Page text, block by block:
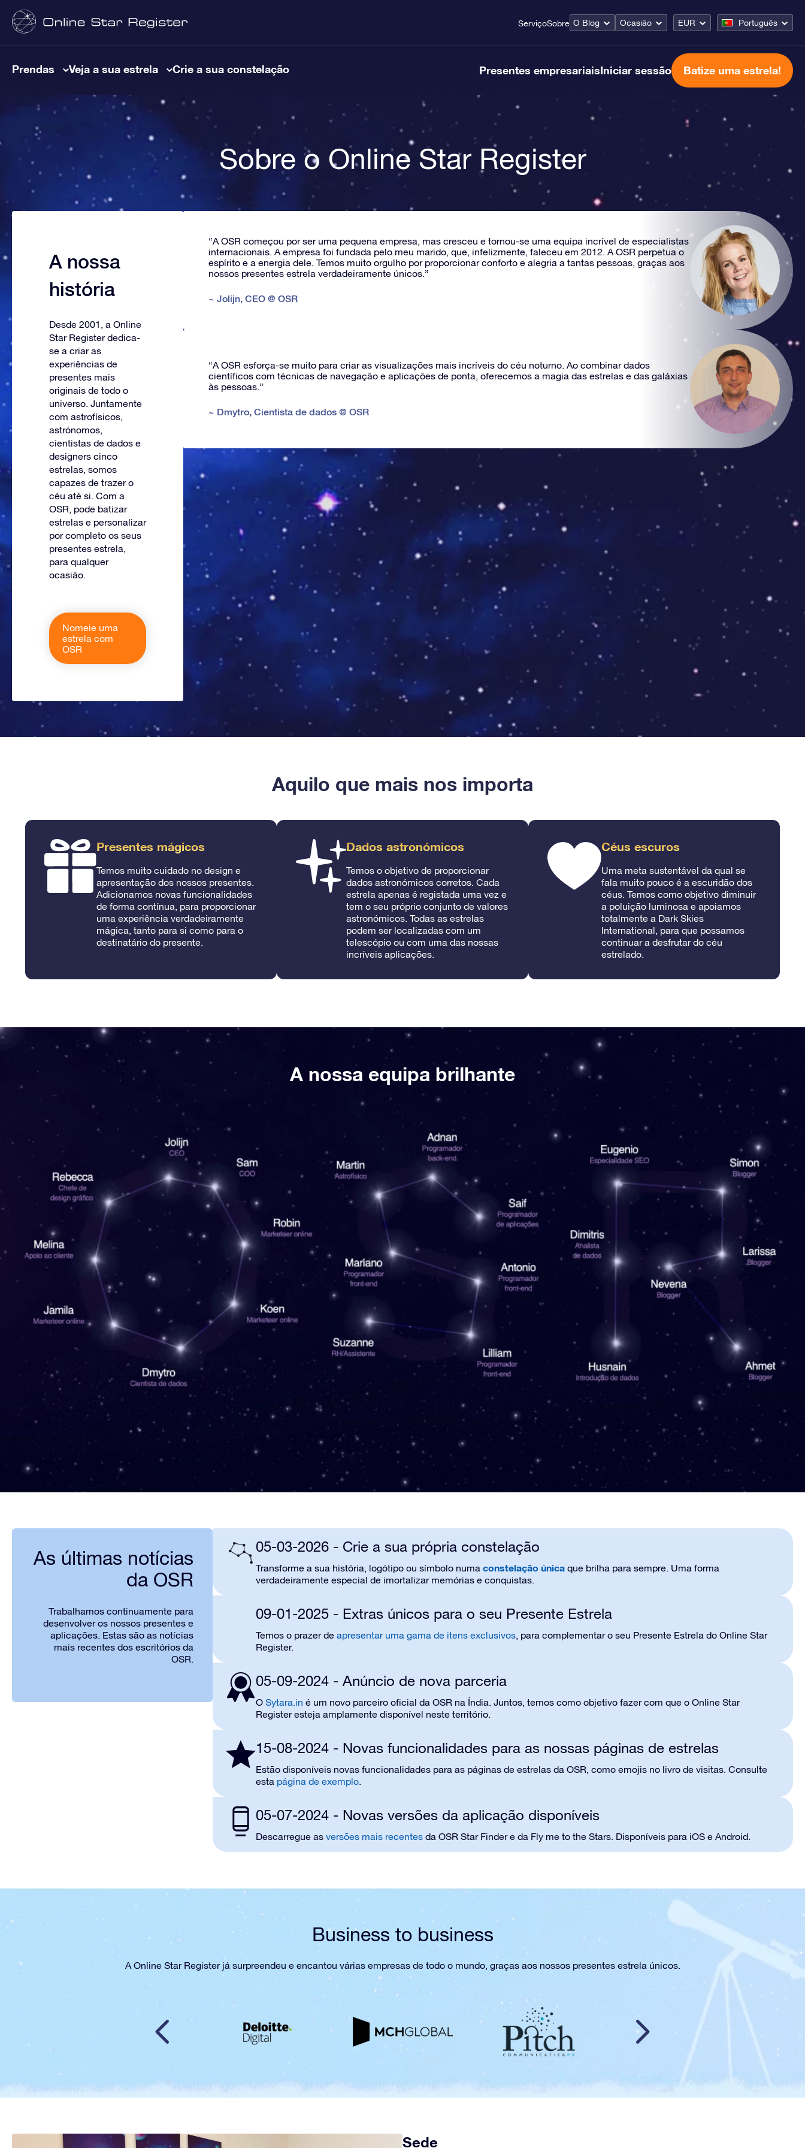
ServiçoSobre O Blog Ocasião EUR Português
Prendas Veja a sua estrela Crie a sua constelação Presentes empresariaisIniciar sessão Batize uma estrela!
Sobre o Online Star Register
A nossa
história
Desde 2001, a Online
Star Register dedica-
se a criar as
experiências de
presentes mais
originais de todo o
universo. Juntamente
com astrofísicos,
astrónomos,
cientistas de dados e
designers cinco
estrelas, somos
capazes de trazer o
céu até si. Com a
OSR, pode batizar
estrelas e personalizar
por completo os seus
presentes estrela,
para qualquer
ocasião.
Nomeie uma
estrela com
OSR
“A OSR começou por ser uma pequena empresa, mas cresceu e tornou-se uma equipa incrível de especialistas
internacionais. A empresa foi fundada pelo meu marido, que, infelizmente, faleceu em 2012. A OSR perpetua o
espírito e a energia dele. Temos muito orgulho por proporcionar conforto e alegria a tantas pessoas, graças aos
nossos presentes estrela verdadeiramente únicos.”
~Jolijn,CEO @ OSR
“A OSR esforça-se muito para criar as visualizações mais incríveis do céu noturno. Ao combinar dados
científicos com técnicas de navegação e aplicações de ponta, oferecemos a magia das estrelas e das galáxias
às pessoas.”
~ Dmytro,Cientista de dados @ OSR
Aquilo que mais nos importa
Presentes mágicos
Temos muito cuidado no design e
apresentação dos nossos presentes.
Adicionamos novas funcionalidades
de forma contínua, para proporcionar
uma experiência verdadeiramente
mágica, tanto para si como para o
destinatário do presente.
Dados astronómicos
Temos o objetivo de proporcionar
dados astronómicos corretos. Cada
estrela apenas é registada uma vez e
tem o seu próprio conjunto de valores
astronómicos. Todas as estrelas
podem ser localizadas com um
telescópio ou com uma das nossas
incríveis aplicações.
Céus escuros
Uma meta sustentável da qual se
fala muito pouco é a escuridão dos
céus. Temos como objetivo diminuir
a poluição luminosa e apoiamos
totalmente a Dark Skies
International, para que possamos
continuar a desfrutar do céu
estrelado.
A nossa equipa brilhante
As últimas notícias
da OSR
Trabalhamos continuamente para
desenvolver os nossos presentes e
aplicações. Estas são as notícias
mais recentes dos escritórios da
OSR.
05-03-2026 - Crie a sua própria constelação
Transforme a sua história, logótipo ou símbolo numa constelação únicaque brilha para sempre. Uma forma
verdadeiramente especial de imortalizar memórias e conquistas.
09-01-2025 - Extras únicos para o seu Presente Estrela
Temos o prazer de apresentar uma gama de itens exclusivos, para complementar o seu Presente Estrela do Online Star
Register.
05-09-2024 - Anúncio de nova parceria
O Sytara.in é um novo parceiro oficial da OSR na Índia. Juntos, temos como objetivo fazer com que o Online Star
Register esteja amplamente disponível neste território.
15-08-2024 - Novas funcionalidades para as nossas páginas de estrelas
Estão disponíveis novas funcionalidades para as páginas de estrelas da OSR, como emojis no livro de visitas. Consulte
esta página de exemplo.
05-07-2024 - Novas versões da aplicação disponíveis
Descarregue as versões mais recentesda OSR Star Finder e da Fly me to the Stars. Disponíveis para iOS e Android.
Business to business
A Online Star Register já surpreendeu e encantou várias empresas de todo o mundo, graças aos nossos presentes estrela únicos.
Sede